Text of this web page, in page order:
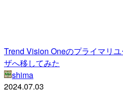
Trend Vision Oneのプライマリ
ザへ移してみた
shima
2024.07.03